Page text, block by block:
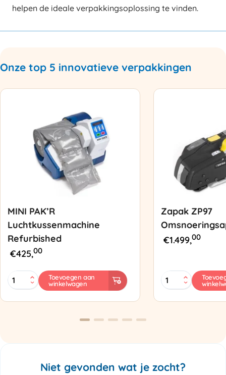
helpen de ideale verpakkingsoplossing te vinden.
Onze top 5 innovatieve verpakkingen
MINI PAK’R
Luchtkussenmachine
Refurbished
€425,00
MINI
PAK'R
Refurbished
Toevoegen aan
winkelwagen
Zapak ZP97
€1.499,00
Zapak
ZP97
aantal
Niet gevonden wat je zocht?